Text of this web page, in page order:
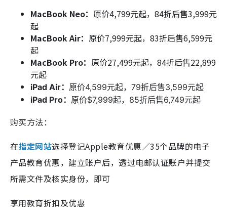
MacBook Neo： 原价4,799元起，84折后售3,999元
起
MacBook Air： 原价7,999元起，83折后售6,599元
起
MacBook Pro： 原价27,499元起，84折后售22,899
元起
iPad Air： 原价4,599元起，79折后售3,599元起
iPad Pro： 原价$7,999起，85折后售6,749元起
购买方法：
在指定网站选择登记Apple教育优惠／35个品牌的电子
产品教育优惠，建立账户后，透过电邮认证账户并提交
所需文件及核实身份，即可
享用教育折扣及优惠